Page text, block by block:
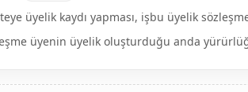
üyelik kaydı yapması, işbu üyelik
üyenin üyelik oluşturduğu anda